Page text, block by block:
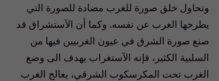
وتحاول خلق صورة للغرب مضادة للصورة التي
يطرحها الغرب عن نفسه. وكما أن الآستشراق قد
صنع صورة الشرق في عيون الغربيين فيها من
السلبية الكثير، فإنه الآستغراب يهدف الى وضع
الغرب تحت المكرسكوب الشرقي، يعالج الغرب